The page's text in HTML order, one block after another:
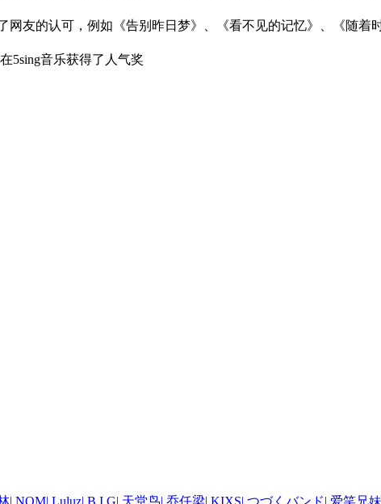
网友的认可，例如《告别昨日梦》、《看不见的记忆》、《随
5sing音乐获得了人气奖
| NOM| Luluz| B.I.G| 天堂鸟| 乔任梁| KIXS| つづくバンド| 爱笑兄妹